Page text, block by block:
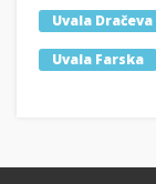
Uvala
Uvala Farska